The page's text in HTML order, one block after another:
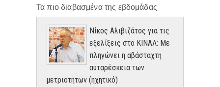
Τα πιο διαβασμένα της εβδομάδας
Νίκος Αλιβιζάτος για τις
εξελίξεις στο ΚΙΝΑΛ: Με
πληγώνει η αβάσταχτη
αυταρέσκεια των
μετριοτήτων (ηχητικό)